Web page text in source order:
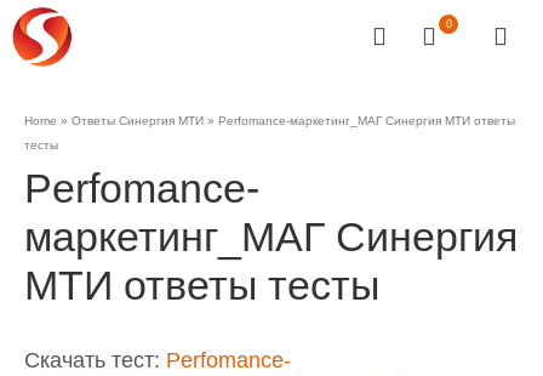
0
Home » Ответы Синергия МТИ » Perfomance-маркетинг_МАГ Синергия МТИ ответы
тесты
Perfomance-
маркетинг_МАГ Синергия
МТИ ответы тесты
Скачать тест: Perfomance-